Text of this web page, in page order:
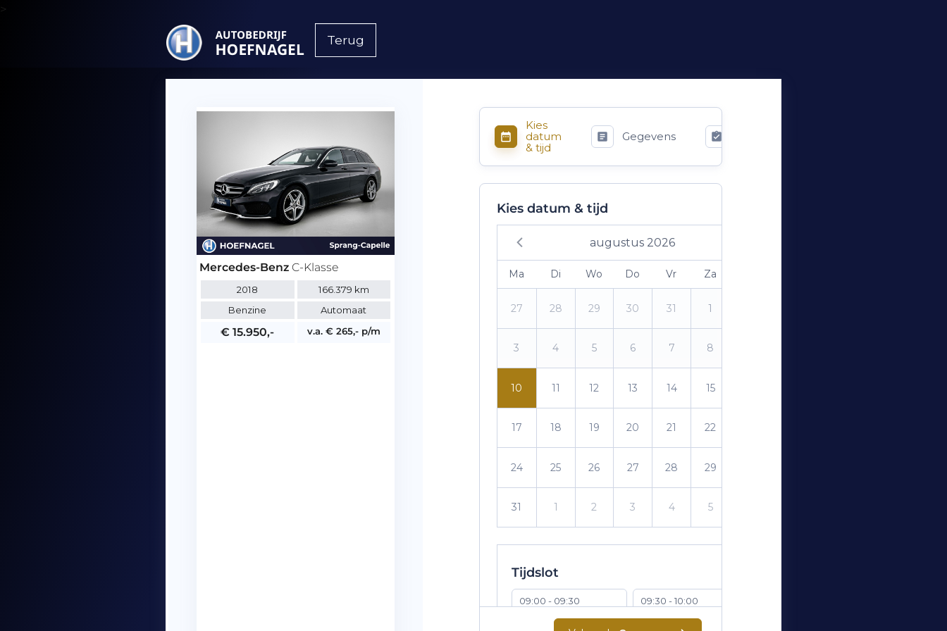
>
Terug
Mercedes-BenzC-Klasse
2018
166.379 km
Benzine
Automaat
€ 15.950,- v.a. € 265,- p/m
Kies
datum
& tijd
Gegevens
Kies datum & tijd
augustus 2026
Ma Di Wo Do Vr Za
27 28 29 30 31 1
3 4 5 6 7 8
10 11 12 13 14 15
17 18 19 20 21 22
24 25 26 27 28 29
31 1 2 3 4 5
Tijdslot
09:00 - 09:30 09:30 - 10:00